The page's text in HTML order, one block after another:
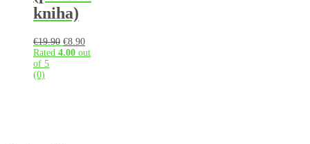
kniha)
€19.90 Pôvodná
cena
€8.90Aktuálna
cena
Rated 4.00 out
of 5
(0)